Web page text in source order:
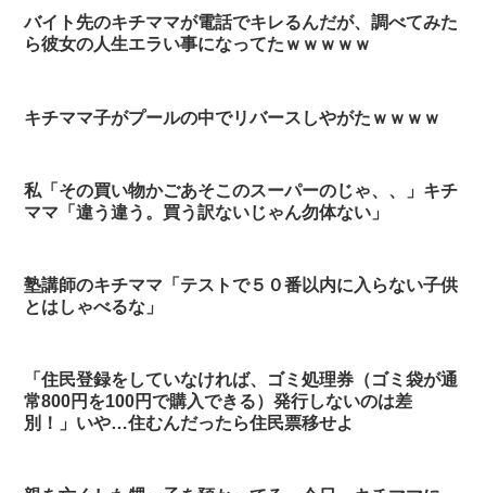
バイト先のキチママが電話でキレるんだが、調べてみた
ら彼女の人生エラい事になってたｗｗｗｗｗ
キチママ子がプールの中でリバースしやがたｗｗｗｗ
私「その買い物かごあそこのスーパーのじゃ、、」キチ
ママ「違う違う。買う訳ないじゃん勿体ない」
塾講師のキチママ「テストで５０番以内に入らない子供
とはしゃべるな」
「住民登録をしていなければ、ゴミ処理券（ゴミ袋が通
常800円を100円で購入できる）発行しないのは差
別！」いや…住むんだったら住民票移せよ